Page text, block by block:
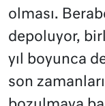
olması.
depoluyor,
yıl boyunca
son